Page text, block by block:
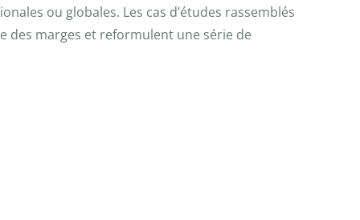
ou globales. Les cas d’études rassemblés
des marges et reformulent une série de